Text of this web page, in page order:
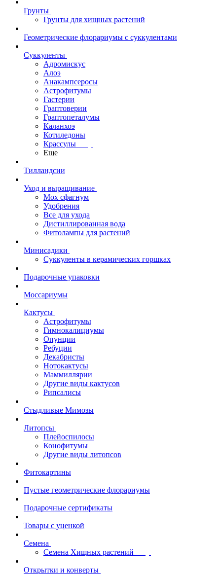
Грунты
Грунты для хищных растений
Геометрические флорариумы с суккулентами
Суккуленты
Адромискус
Алоэ
Анакампсеросы
Астрофитумы
Гастерии
Граптоверии
Граптопеталумы
Каланхоэ
Котиледоны
Крассулы
Еще
Тилландсии
Уход и выращивание
Мох сфагнум
Удобрения
Все для ухода
Дистиллированная вода
Фитолампы для растений
Минисадики
Суккуленты в керамических горшках
Подарочные упаковки
Моссариумы
Кактусы
Астрофитумы
Гимнокалициумы
Опунции
Ребуции
Декабристы
Нотокактусы
Маммиллярии
Другие виды кактусов
Рипсалисы
Стыдливые Мимозы
Литопсы
Плейоспилосы
Конофитумы
Другие виды литопсов
Фитокартины
Пустые геометрические флорариумы
Подарочные сертификаты
Товары с уценкой
Семена
Семена Хищных растений
Открытки и конверты